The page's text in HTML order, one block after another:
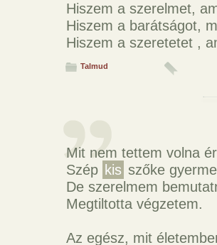
Hiszem a szerelmet,
Hiszem a barátságot,
Hiszem a szeretetet ,
Talmud
Mit nem tettem volna
Szép kis szőke
De szerelmem
Megtiltotta végzetem.
Az egész, mit